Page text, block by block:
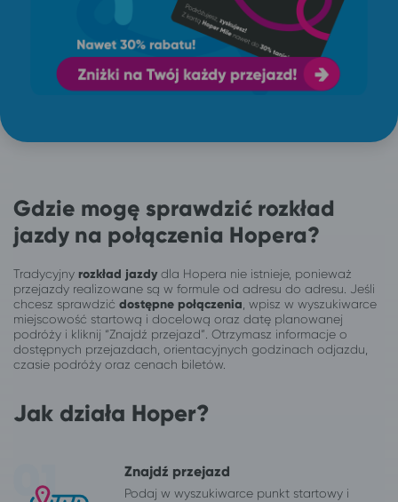
Gdzie mogę sprawdzić rozkład
jazdy na połączenia Hopera?
Tradycyjny rozkład jazdydla Hopera nie istnieje, ponieważ
przejazdy realizowane są w formule od adresu do adresu. Jeśli
chcesz sprawdzić dostępne połączenia , wpisz w wyszukiwarce
miejscowość startową i docelową oraz datę planowanej
podróży i kliknij “Znajdź przejazd”. Otrzymasz informacje o
dostępnych przejazdach, orientacyjnych godzinach odjazdu,
czasie podróży oraz cenach biletów.
Jak działa Hoper?
Znajdź przejazd
Podaj w wyszukiwarce punkt startowy i